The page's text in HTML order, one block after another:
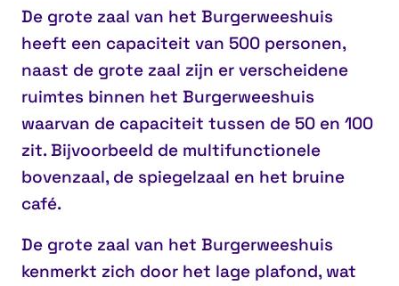
De grote zaal van het Burgerweeshuis
heeft een capaciteit van 500 personen,
naast de grote zaal zijn er verscheidene
ruimtes binnen het Burgerweeshuis
waarvan de capaciteit tussen de 50 en 100
zit. Bijvoorbeeld de multifunctionele
bovenzaal, de spiegelzaal en het bruine
café.
De grote zaal van het Burgerweeshuis
kenmerkt zich door het lage plafond, wat